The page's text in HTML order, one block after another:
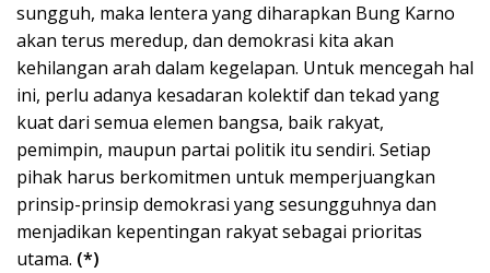
sungguh, maka lentera yang diharapkan Bung Karno
akan terus meredup, dan demokrasi kita akan
kehilangan arah dalam kegelapan. Untuk mencegah hal
ini, perlu adanya kesadaran kolektif dan tekad yang
kuat dari semua elemen bangsa, baik rakyat,
pemimpin, maupun partai politik itu sendiri. Setiap
pihak harus berkomitmen untuk memperjuangkan
prinsip-prinsip demokrasi yang sesungguhnya dan
menjadikan kepentingan rakyat sebagai prioritas
utama. (*)